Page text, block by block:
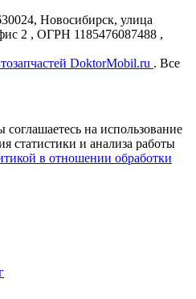
Новосибирск, улица
2 , ОГРН 1185476087488 ,
DoktorMobil.ru . Все
на использование
статистики и анализа работы
в отношении обработки